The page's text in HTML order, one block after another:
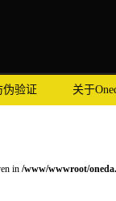
伪验证 关于
in /www/wwwroot/